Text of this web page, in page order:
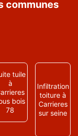
communes
tuile
à
bois
78
Infiltration
toiture à
Carrieres
sur seine